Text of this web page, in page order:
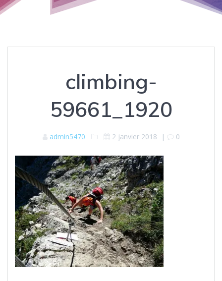
climbing-
59661_1920
admin5470 2 janvier 2018 | 0